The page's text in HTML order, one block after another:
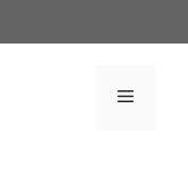
Menú